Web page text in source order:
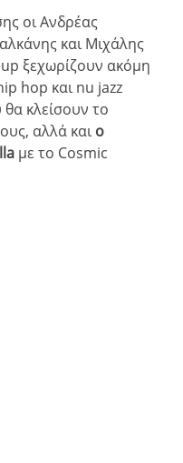
οι Ανδρέας
και Μιχάλης
ξεχωρίζουν ακόμη
hop και nu jazz
κλείσουν το
αλλά και ο
με το Cosmic